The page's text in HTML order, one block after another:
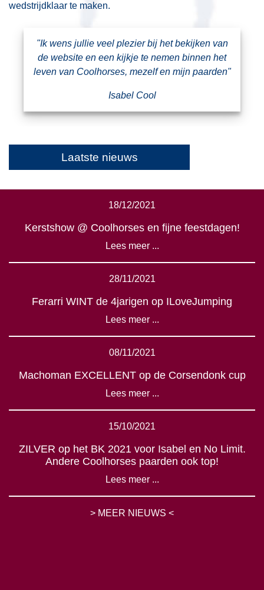
wedstrijdklaar te maken.
"Ik wens jullie veel plezier bij het bekijken van
de website en een kijkje te nemen binnen het
leven van Coolhorses, mezelf en mijn paarden"
Isabel Cool
Laatste nieuws
18/12/2021
Kerstshow @ Coolhorses en fijne feestdagen!
Lees meer ...
28/11/2021
Ferarri WINT de 4jarigen op ILoveJumping
Lees meer ...
08/11/2021
Machoman EXCELLENT op de Corsendonk cup
Lees meer ...
15/10/2021
ZILVER op het BK 2021 voor Isabel en No Limit.
Andere Coolhorses paarden ook top!
Lees meer ...
> MEER NIEUWS <